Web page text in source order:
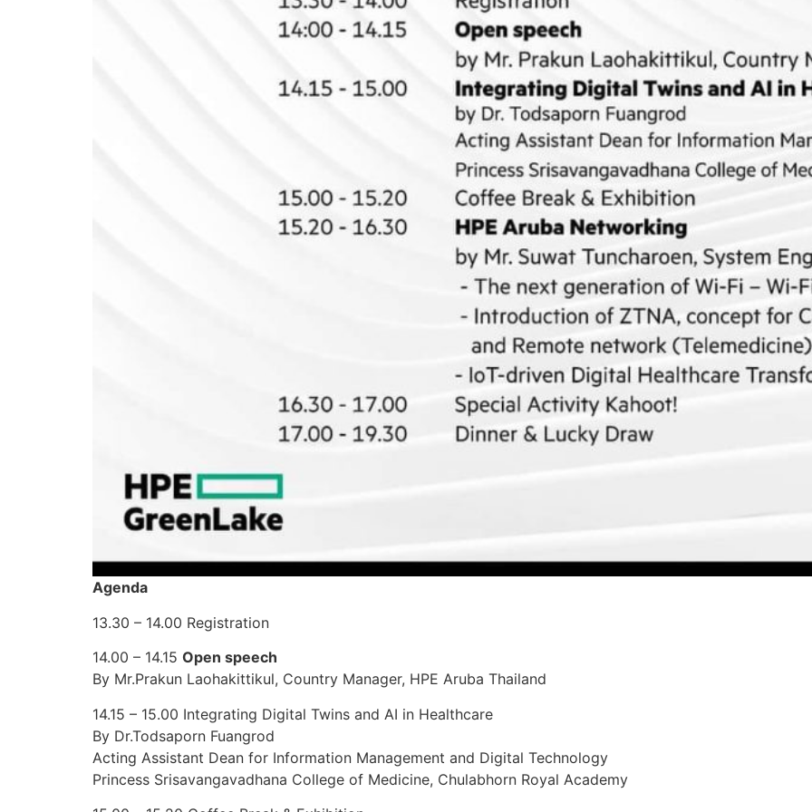
Agenda
13.30 – 14.00 Registration
14.00 – 14.15 Open speech
By Mr.Prakun Laohakittikul, Country Manager, HPE Aruba Thailand
14.15 – 15.00 Integrating Digital Twins and AI in Healthcare
By Dr.Todsaporn Fuangrod
Acting Assistant Dean for Information Management and Digital Technology
Princess Srisavangavadhana College of Medicine, Chulabhorn Royal Academy